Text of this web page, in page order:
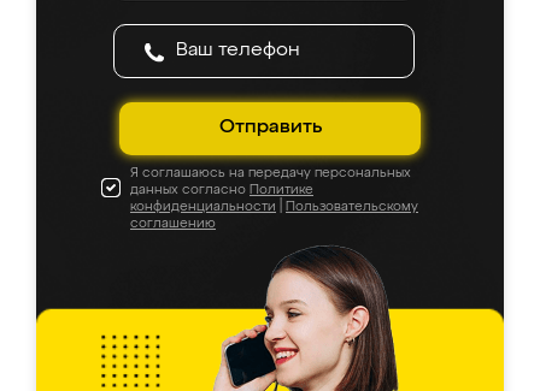
Отправить
Я соглашаюсь на передачу персональных
данных согласно Политике
конфиденциальности
Пользовательскому
соглашению